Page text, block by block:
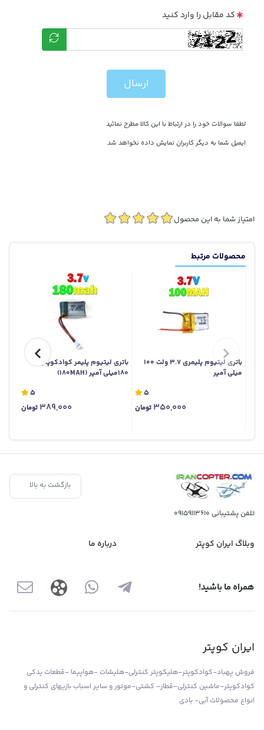
کد مقابل را وارد کنید
ارسال
لطفا سوالات خود را در ارتباط با این کالا مطرح نمائید
ایمیل شما به دیگر کاربران نمایش داده نخواهد شد
امتیاز شما به این محصول
محصولات مرتبط
باتری لیتیوم پلیمری 3.7 ولت 100
میلی آمپر
5
350,000 تومان
باتری لیتیوم پلیمر کوادکوپتر
180میلی آمپر (180MAH)
5
389,000 تومان
بازگشت به بالا
تلفن پشتیبانی 09159113610
وبلاگ ایران کوپتر درباره ما
همراه ما باشید!
ایران کوپتر
فروش پهباد-کوادکوپتر-هلیکوپتر کنترلی-هلیشات -هواپیما -قطعات یدکی
کوادکوپتر-ماشین کنترلی-قطار- کشتی-موتور و سایر اسباب بازیهای کنترلی و
انواع محصولات آبی- بادی